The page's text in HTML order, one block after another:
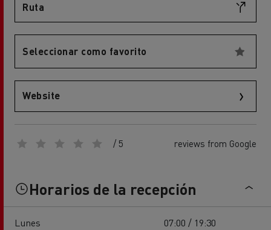
Ruta
Seleccionar como favorito
Website
/ 5 reviews from Google
Horarios de la recepción
Lunes
07:00 / 19:30